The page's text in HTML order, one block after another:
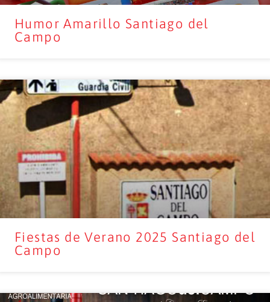
Humor Amarillo Santiago del
Campo
Fiestas de Verano 2025 Santiago del
Campo